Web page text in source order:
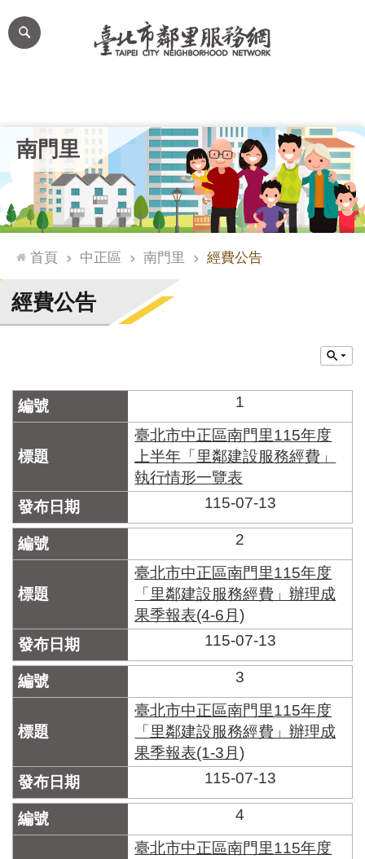
跳到主要內容區塊
網
站
台
通
臺
北
市
門
牌
合
檢
系
統
文
化
文
資
產
臺
北
區
界
說
臺
南門里
首頁 中正區 南門里 經費公告
經費公告
1
臺北市中正區南門里115年度
上半年「里鄰建設服務經費」
執行情形一覽表
115-07-13
2
臺北市中正區南門里115年度
「里鄰建設服務經費」辦理成
果季報表(4-6月)
115-07-13
3
臺北市中正區南門里115年度
「里鄰建設服務經費」辦理成
果季報表(1-3月)
115-07-13
4
臺北市中正區南門里115年度